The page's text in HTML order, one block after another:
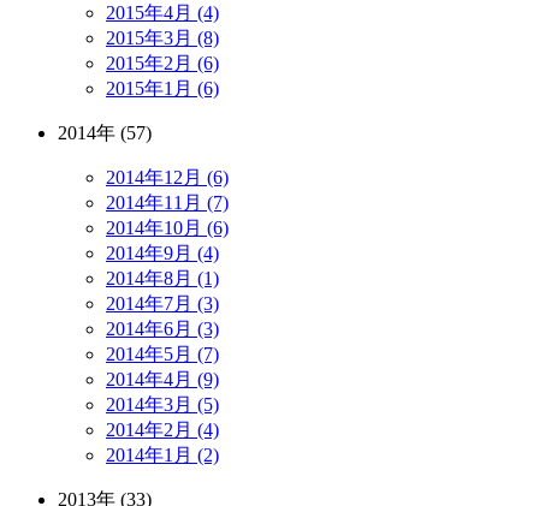
2015年4月 (4)
2015年3月 (8)
2015年2月 (6)
2015年1月 (6)
2014年 (57)
2014年12月 (6)
2014年11月 (7)
2014年10月 (6)
2014年9月 (4)
2014年8月 (1)
2014年7月 (3)
2014年6月 (3)
2014年5月 (7)
2014年4月 (9)
2014年3月 (5)
2014年2月 (4)
2014年1月 (2)
2013年 (33)